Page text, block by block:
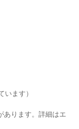
います）
あります。詳細はエ